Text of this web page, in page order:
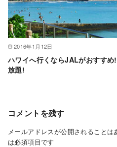
2016年1月12日
ハワイへ行くならJALがおすすめ
放題!
コメントを残す
メールアドレスが公開されることは
は必須項目です